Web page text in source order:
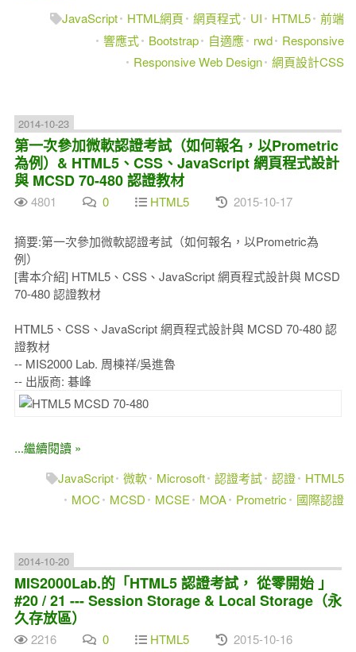
JavaScript
HTML網頁 網頁程式 UI HTML5 前端
響應式
Bootstrap 自適應 rwd
Responsive
Responsive Web Design 網頁設計CSS
2014-10-23
第一次參加微軟認證考試（如何報名，以Prometric
為例）& HTML5、CSS、JavaScript 網頁程式設計
與 MCSD 70-480 認證教材
4801 0 HTML5 2015-10-17
摘要:第一次參加微軟認證考試（如何報名，以Prometric為
例）
[書本介紹] HTML5、CSS、JavaScript 網頁程式設計與 MCSD
70-480 認證教材
HTML5、CSS、JavaScript 網頁程式設計與 MCSD 70-480 認
證教材
-- MIS2000 Lab. 周棟祥/吳進魯
-- 出版商: 碁峰
...繼續閱讀 »
JavaScript 微軟 Microsoft 認證考試 認證
HTML5
MOC
MCSD MCSE MOA Prometric 國際認證
2014-10-20
MIS2000Lab.的「HTML5 認證考試， 從零開始 」
#20 / 21 --- Session Storage & Local Storage（永
久存放區）
2216 0 HTML5 2015-10-16